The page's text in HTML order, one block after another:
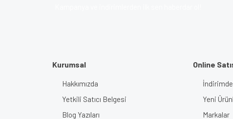
Kurumsal
Hakkımızda
Yetkili Satıcı Belgesi
Blog Yazıları
Online
Yeni
Markalar